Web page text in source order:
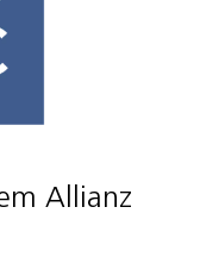
Allianz